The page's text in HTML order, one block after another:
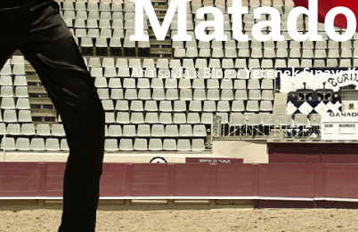
Ana sayfa»Blog»Yetenek Sınavı